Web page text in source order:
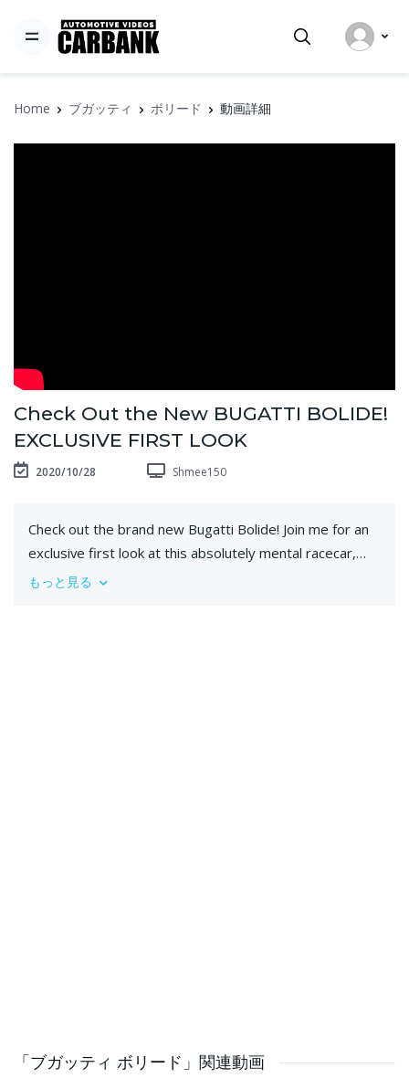
Home ブガッティ ボリード 動画詳細
Check Out the New BUGATTI BOLIDE!
EXCLUSIVE FIRST LOOK
2020/10/28 Shmee150
Check out the brand new Bugatti Bolide! Join me for an
exclusive first look at this absolutely mental racecar,
built around Bugatti's famous W16 engine while taking
actually interpret.
もっと見る
「ブガッティ ボリード」関連動画